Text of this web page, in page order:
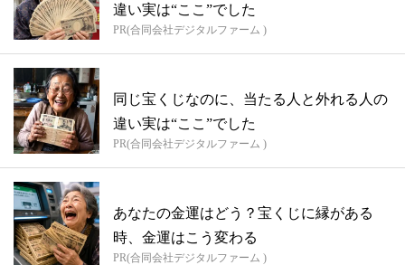
違い実は“ここ”でした
PR(合同会社デジタルファーム )
同じ宝くじなのに、当たる人と外れる人の
違い実は“ここ”でした
PR(合同会社デジタルファーム )
あなたの金運はどう？宝くじに縁がある
時、金運はこう変わる
PR(合同会社デジタルファーム )